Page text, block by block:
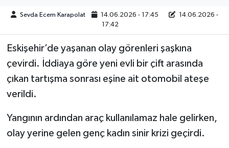
Sevda Ecem Karapolat 14.06.2026 - 17:45
14.06.2026 -
17:42
Eskişehir’de yaşanan olay görenleri şaşkına
çevirdi. İddiaya göre yeni evli bir çift arasında
çıkan tartışma sonrası eşine ait otomobil ateşe
verildi.
Yangının ardından araç kullanılamaz hale gelirken,
olay yerine gelen genç kadın sinir krizi geçirdi.